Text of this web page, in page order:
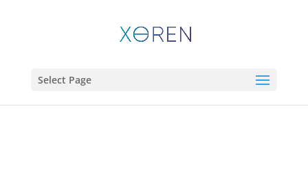
Select Page